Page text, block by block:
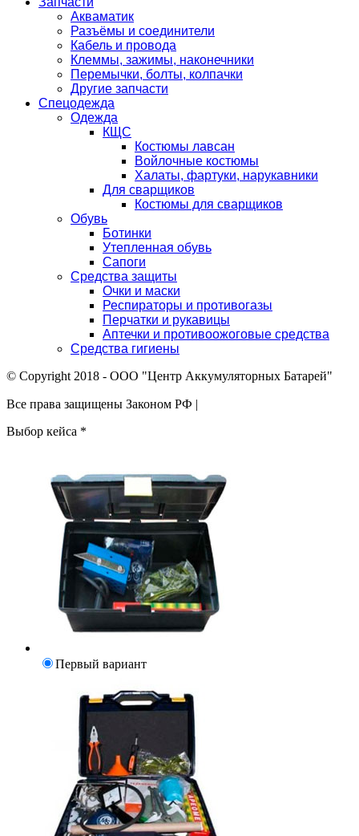
Акваматик
Разъёмы и соединители
Кабель и провода
Клеммы, зажимы, наконечники
Перемычки, болты, колпачки
Другие запчасти
Спецодежда
Одежда
КЩС
Костюмы лавсан
Войлочные костюмы
Халаты, фартуки, нарукавники
Для сварщиков
Костюмы для сварщиков
Обувь
Ботинки
Утепленная обувь
Сапоги
Средства защиты
Очки и маски
Респираторы и противогазы
Перчатки и рукавицы
Аптечки и противоожоговые средства
Средства гигиены
© Copyright 2018 - ООО "Центр Аккумуляторных Батарей"
Все права защищены Законом РФ |
Выбор кейса *
Первый вариант